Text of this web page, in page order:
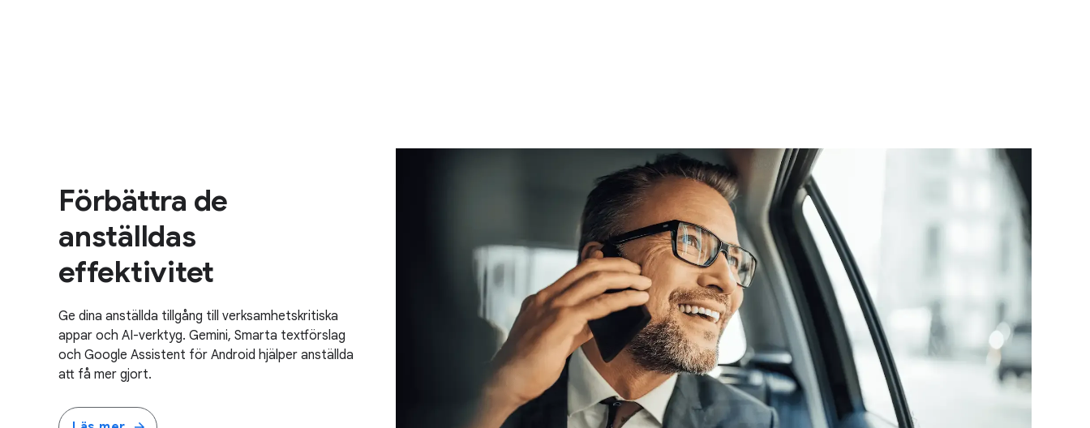
Förbättra de
anställdas
effektivitet
Ge dina anställda tillgång till verksamhetskritiska
appar och AI-verktyg. Gemini, Smarta textförslag
och Google Assistent för Android hjälper anställda
att få mer gjort.